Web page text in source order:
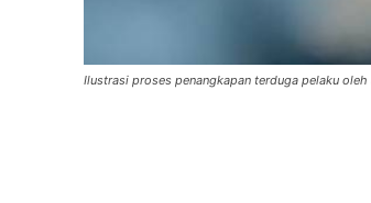
Ilustrasi proses penangkapan terduga pelaku